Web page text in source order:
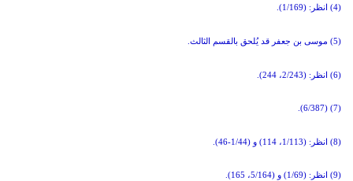
(4) انظر: (1/169).
(5) موسى بن جعفر قد يُلحق بالقسم الثالث.
(6) انظر: (2/243، 244).
(7) (6/387).
(8) انظر: (1/113، 114) و (1/44-46).
(9) انظر: (1/69) و (5/164، 165).